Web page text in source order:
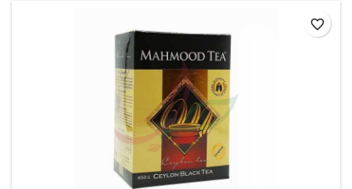
favorite_border